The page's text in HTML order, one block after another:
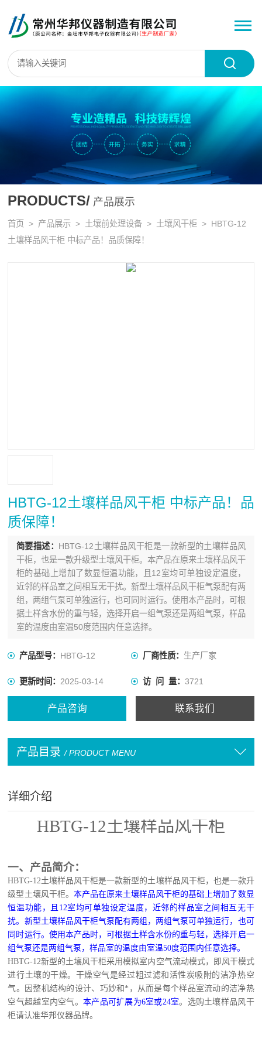
PRODUCTS/ 产品展示
首页 > 产品展示 > 土壤前处理设备 > 土壤风干柜 > HBTG-12
土壤样品风干柜 中标产品！品质保障！
HBTG-12土壤样品风干柜 中标产品！品
质保障！
简要描述： HBTG-12土壤样品风干柜是一款新型的土壤样品风
干柜，也是一款升级型土壤风干柜。本产品在原来土壤样品风干
柜的基础上增加了数显恒温功能，且12室均可单独设定温度，
近邻的样品室之间相互无干扰。新型土壤样品风干柜气泵配有两
组，两组气泵可单独运行，也可同时运行。使用本产品时，可根
据土样含水份的重与轻，选择开启一组气泵还是两组气泵，样品
室的温度由室温50度范围内任意选择。
产品型号： HBTG-12 厂商性质： 生产厂家
更新时间：2025-03-14 访 问 量： 3721
产品咨询 联系我们
产品目录 / PRODUCT MENU
详细介绍
HBTG-12土壤样品风干柜
一、 产品简介：
HBTG-12土壤样品风干柜是一款新型的土壤样品风干柜，也是一款升
级型土壤风干柜。 本产品在原来土壤样品风干柜的基础上增加了数显
恒温功能，且12室均可单独设定温度，近邻的样品室之间相互无干
扰。新型土壤样品风干柜气泵配有两组，两组气泵可单独运行，也可
同时运行。使用本产品时，可根据土样含水份的重与轻，选择开启一
组气泵还是两组气泵，样品室的温度由室温50度范围内任意选择。
HBTG-12新型的土壤风干柜采用模拟室内空气流动模式，即风干模式
进行土壤的干燥。干燥空气是经过粗过滤和活性炭吸附的洁净热空
气。因整机结构的设计、巧妙和*，从而是每个样品室流动的洁净热
空气超越室内空气。 本产品可扩展为6室或24室。 选购土壤样品风干
柜请认准华邦仪器品牌。